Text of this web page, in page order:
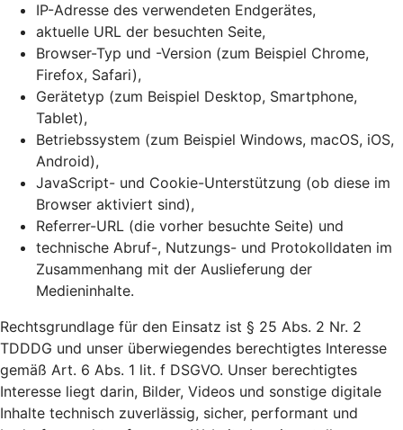
IP-Adresse des verwendeten Endgerätes,
aktuelle URL der besuchten Seite,
Browser-Typ und -Version (zum Beispiel Chrome,
Firefox, Safari),
Gerätetyp (zum Beispiel Desktop, Smartphone,
Tablet),
Betriebssystem (zum Beispiel Windows, macOS, iOS,
Android),
JavaScript- und Cookie-Unterstützung (ob diese im
Browser aktiviert sind),
Referrer-URL (die vorher besuchte Seite) und
technische Abruf-, Nutzungs- und Protokolldaten im
Zusammenhang mit der Auslieferung der
Medieninhalte.
Rechtsgrundlage für den Einsatz ist § 25 Abs. 2 Nr. 2
TDDDG und unser überwiegendes berechtigtes Interesse
gemäß Art. 6 Abs. 1 lit. f DSGVO. Unser berechtigtes
Interesse liegt darin, Bilder, Videos und sonstige digitale
Inhalte technisch zuverlässig, sicher, performant und